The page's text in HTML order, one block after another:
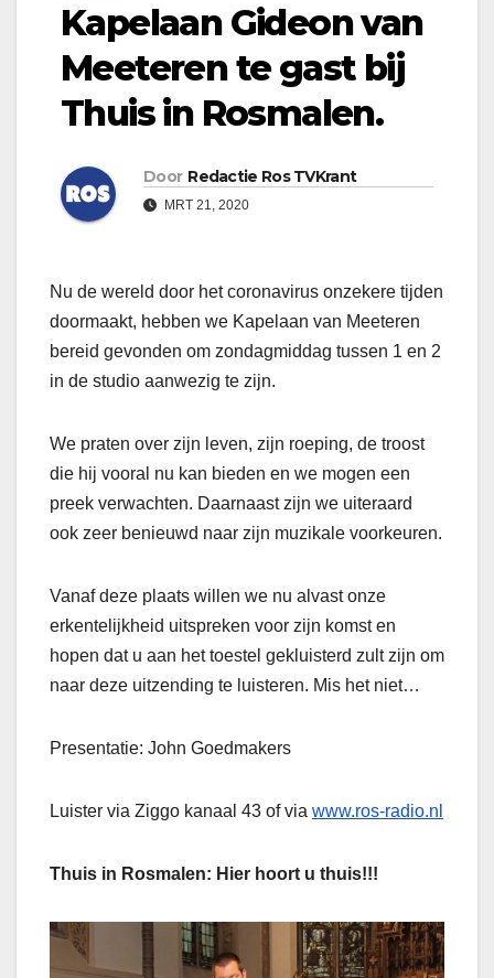
Kapelaan Gideon van
Meeteren te gast bij
Thuis in Rosmalen.
Door Redactie Ros TVKrant
MRT 21, 2020
Nu de wereld door het coronavirus onzekere tijden
doormaakt, hebben we Kapelaan van Meeteren
bereid gevonden om zondagmiddag tussen 1 en 2
in de studio aanwezig te zijn.
We praten over zijn leven, zijn roeping, de troost
die hij vooral nu kan bieden en we mogen een
preek verwachten. Daarnaast zijn we uiteraard
ook zeer benieuwd naar zijn muzikale voorkeuren.
Vanaf deze plaats willen we nu alvast onze
erkentelijkheid uitspreken voor zijn komst en
hopen dat u aan het toestel gekluisterd zult zijn om
naar deze uitzending te luisteren. Mis het niet…
Presentatie: John Goedmakers
Luister via Ziggo kanaal 43 of via www.ros-radio.nl
Thuis in Rosmalen: Hier hoort u thuis!!!